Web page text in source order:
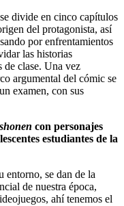
divide en cinco capítulos
del protagonista, así
por enfrentamientos
las historias
de clase. Una vez
argumental del cómic se
examen, con sus
shonen con personajes
estudiantes de la
entorno, se dan de la
de nuestra época,
ahí tenemos el